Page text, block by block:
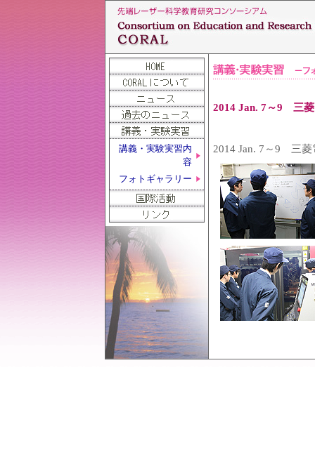
講義・実験実習内
容
フォトギャラリー
2014 Jan. 7～9 三
2014 Jan. 7～9 三